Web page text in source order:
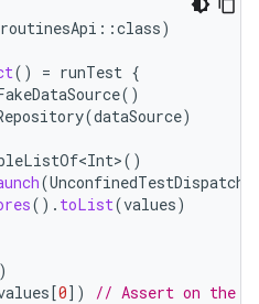
::class)
() = runTest {
()
(dataSource)
()
(
(). toList(values)
)
[0] ) // Assert on the